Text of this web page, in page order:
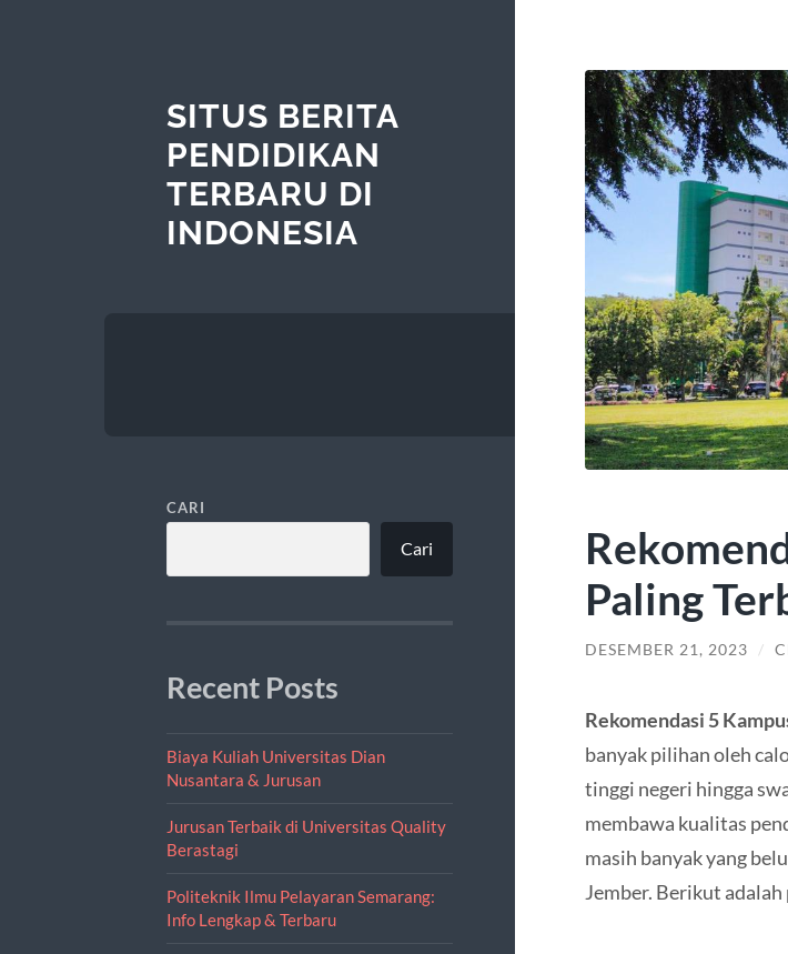
SITUS BERITA
PENDIDIKAN
TERBARU DI
INDONESIA
CARI
Cari
Recent Posts
Biaya Kuliah Universitas Dian
Nusantara & Jurusan
Jurusan Terbaik di Universitas Quality
Berastagi
Politeknik Ilmu Pelayaran Semarang:
Info Lengkap & Terbaru
Paling
DESEMBER 21, 2023 /
Rekomendasi 5
banyak pilihan oleh
tinggi negeri hingga
membawa kualitas
masih banyak yang
Jember. Berikut